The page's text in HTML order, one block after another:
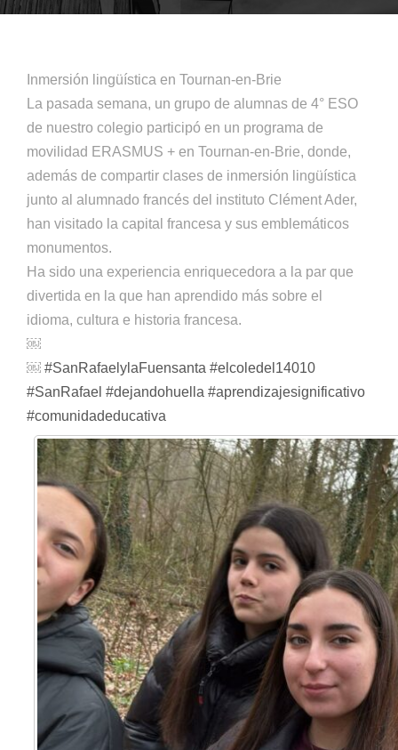
Inmersión lingüística en Tournan-en-Brie
La pasada semana, un grupo de alumnas de 4° ESO
de nuestro colegio participó en un programa de
movilidad ERASMUS + en Tournan-en-Brie, donde,
además de compartir clases de inmersión lingüística
junto al alumnado francés del instituto Clément Ader,
han visitado la capital francesa y sus emblemáticos
monumentos.
Ha sido una experiencia enriquecedora a la par que
divertida en la que han aprendido más sobre el
idioma, cultura e historia francesa.
￼
￼ #SanRafaelylaFuensanta #elcoledel14010
#SanRafael #dejandohuella #aprendizajesignificativo
#comunidadeducativa